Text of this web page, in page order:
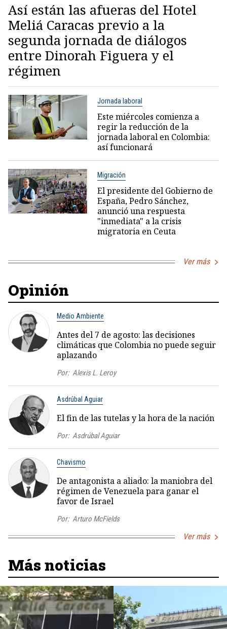
Así están las afueras del Hotel
Meliá Caracas previo a la
segunda jornada de diálogos
entre Dinorah Figuera y el
régimen
Jornada laboral
Este miércoles comienza a
regir la reducción de la
jornada laboral en Colombia:
así funcionará
Migración
El presidente del Gobierno de
España, Pedro Sánchez,
anunció una respuesta
"inmediata" a la crisis
migratoria en Ceuta
Ver más
Opinión
Medio Ambiente
Antes del 7 de agosto: las decisiones
climáticas que Colombia no puede seguir
aplazando
Por: Alexis L. Leroy
Asdrúbal Aguiar
El fin de las tutelas y la hora de la nación
Por: Asdrúbal Aguiar
Chavismo
De antagonista a aliado: la maniobra del
régimen de Venezuela para ganar el
favor de Israel
Por: Arturo McFields
Ver más
Más noticias